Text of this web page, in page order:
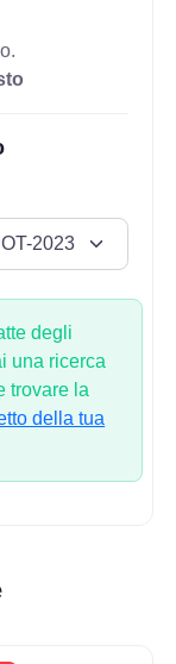
degli
una ricerca
trovare la
della tua